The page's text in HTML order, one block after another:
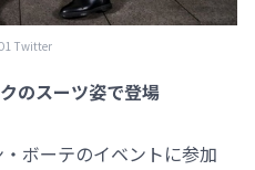
Twitter
のスーツ姿で登場
ボーテのイベントに参加